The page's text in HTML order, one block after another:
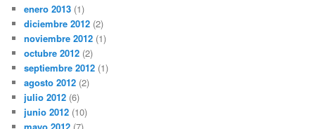
enero 2013 (1)
diciembre 2012 (2)
noviembre 2012 (1)
octubre 2012 (2)
septiembre 2012 (1)
agosto 2012 (2)
julio 2012 (6)
junio 2012 (10)